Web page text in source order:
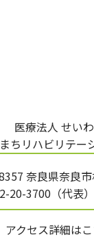
医療法人 せい
ちリハビリテー
奈良県奈良
20-3700（代表）
アクセス詳細は